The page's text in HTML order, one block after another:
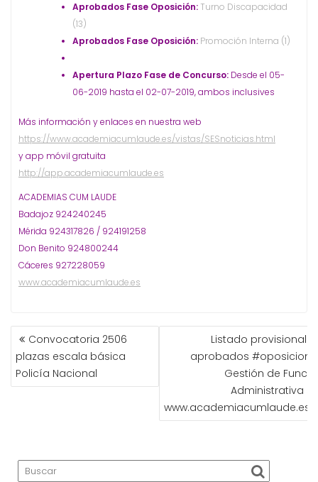
Aprobados Fase Oposición: Turno Discapacidad
(13)
Aprobados Fase Oposición: Promoción Interna (1)
Apertura Plazo Fase de Concurso: Desde el 05-
06-2019 hasta el 02-07-2019, ambos inclusives
Más información y enlaces en nuestra web
https://www.academiacumlaude.es/vistas/SESnoticias.html
y app móvil gratuita
http://app.academiacumlaude.es
ACADEMIAS CUM LAUDE
Badajoz 924240245
Mérida 924317826 / 924191258
Don Benito 924800244
Cáceres 927228059
www.academiacumlaude.es
NAVEGACIÓN
DE
ENTRADAS
Convocatoria 2506
plazas escala básica
Policía Nacional
Listado provisional
aprobados
Gestión de
Administrativa
www.academiacumlaude.es